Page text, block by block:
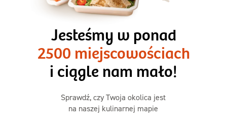
3 razy TAK
1500kcal - 2250kcal
3 sycące posiłki o większej objętości. Mniej dań,
ta sama wygoda!
50,31 zł
73,99
-32%
Jesteśmy w ponad
2500 miejscowościach
i ciągle nam mało!
Sprawdź, czy Twoja okolica jest
na naszej kulinarnej mapie